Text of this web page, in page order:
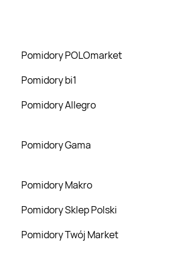
Pomidory POLOmarket
Pomidory bi1
Pomidory Allegro
Pomidory Gama
Pomidory Makro
Pomidory Sklep Polski
Pomidory Twój Market